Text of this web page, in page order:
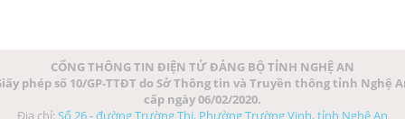
CỔNG THÔNG TIN ĐIỆN TỬ ĐẢNG BỘ TỈNH NGHỆ AN
phép số 10/GP-TTĐT do Sở Thông tin và Truyền thông tỉnh Nghệ
cấp ngày 06/02/2020.
Địa chỉ: Số 26 - đường Trường Thi, Phường Trường Vinh, tỉnh Nghệ An